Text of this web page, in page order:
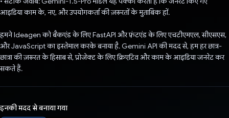
आइडिया काम के, नए, और उपयोगकर्ता की ज़रूरतों के मुताबिक हों.
हमने Ideagen को बैकएंड के लिए FastAPI और फ़्रंटएंड के लिए एचटीएमएल, सीएसएस,
और JavaScript का इस्तेमाल करके बनाया है. Gemini API की मदद से, हम हर छात्र-
छात्रा की ज़रूरत के हिसाब से, प्रोजेक्ट के लिए क्रिएटिव और काम के आइडिया जनरेट कर
सकते हैं.
इनकी मदद से बनाया गया